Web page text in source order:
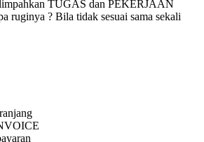
TUGAS dan PEKERJAAN
ruginya ? Bila tidak sesuai sama sekali